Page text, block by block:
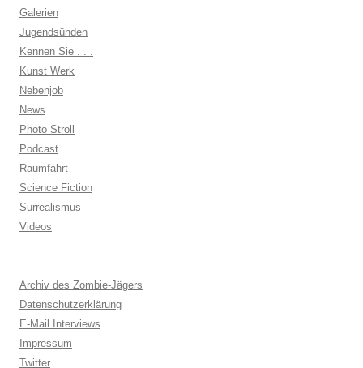
Galerien
Jugendsünden
Kennen Sie . . .
Kunst Werk
Nebenjob
News
Photo Stroll
Podcast
Raumfahrt
Science Fiction
Surrealismus
Videos
Archiv des Zombie-Jägers
Datenschutzerklärung
E-Mail Interviews
Impressum
Twitter